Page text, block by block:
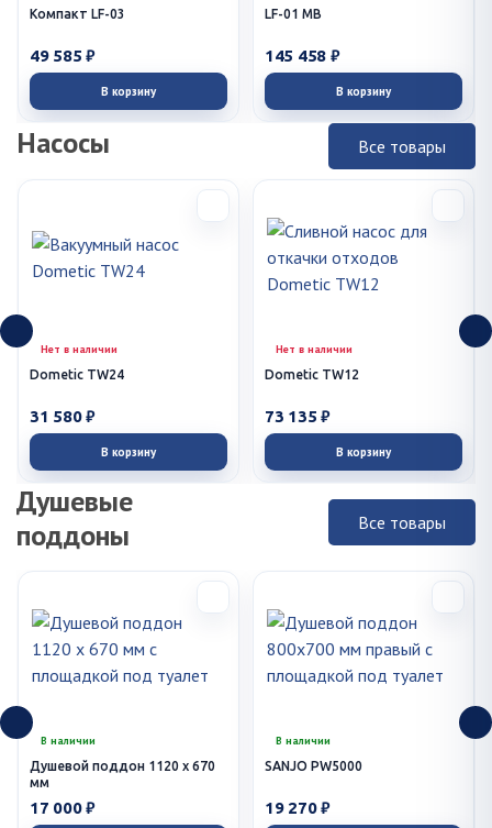
Компакт LF-03
49 585 ₽
В корзину
LF-01 MB
145 458 ₽
В корзину
Насосы Все товары
Нет в наличии
Dometic TW24
31 580 ₽
В корзину
Нет в наличии
Dometic TW12
73 135 ₽
В корзину
Душевые
поддоны
Все товары
В наличии
Душевой поддон 1120 x 670
мм
17 000 ₽
В наличии
SANJO PW5000
19 270 ₽